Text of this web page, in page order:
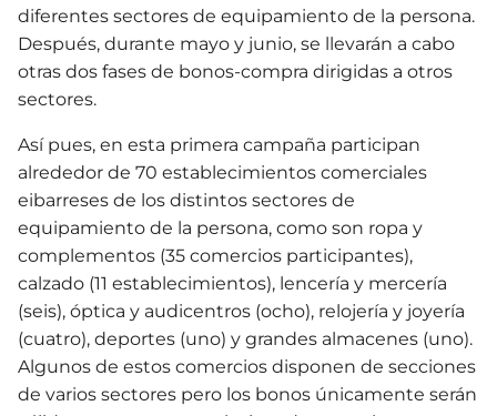
diferentes sectores de equipamiento de la persona.
Después, durante mayo y junio, se llevarán a cabo
otras dos fases de bonos-compra dirigidas a otros
sectores.
Así pues, en esta primera campaña participan
alrededor de 70 establecimientos comerciales
eibarreses de los distintos sectores de
equipamiento de la persona, como son ropa y
complementos (35 comercios participantes),
calzado (11 establecimientos), lencería y mercería
(seis), óptica y audicentros (ocho), relojería y joyería
(cuatro), deportes (uno) y grandes almacenes (uno).
Algunos de estos comercios disponen de secciones
de varios sectores pero los bonos únicamente serán